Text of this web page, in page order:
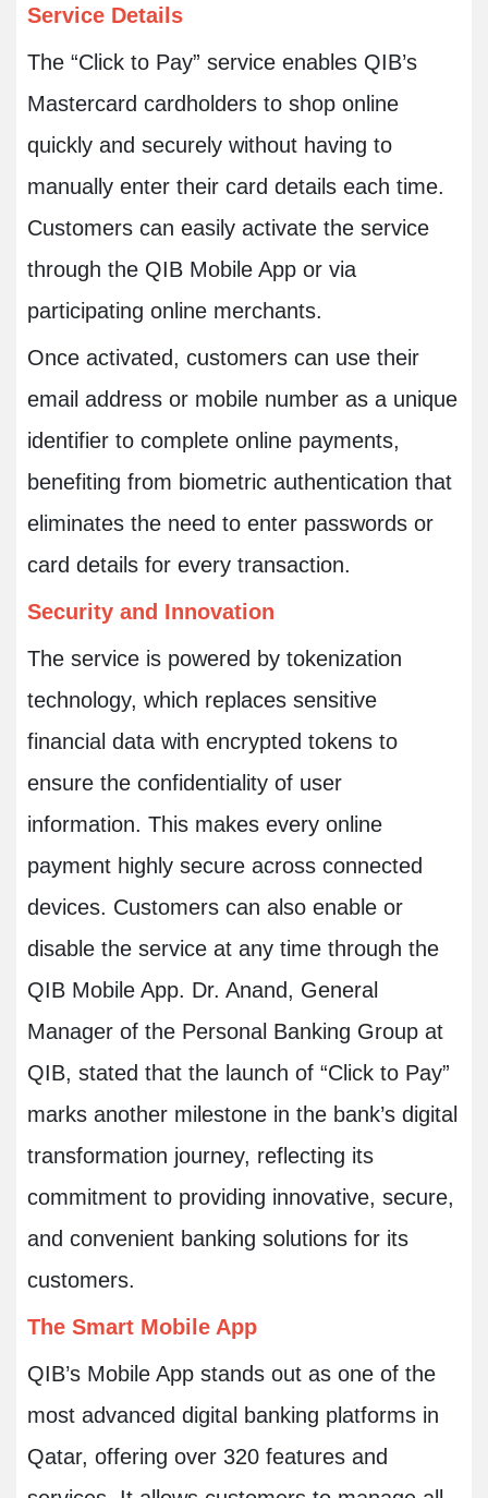
Service Details
The “Click to Pay” service enables QIB’s
Mastercard cardholders to shop online
quickly and securely without having to
manually enter their card details each time.
Customers can easily activate the service
through the QIB Mobile App or via
participating online merchants.
Once activated, customers can use their
email address or mobile number as a unique
identifier to complete online payments,
benefiting from biometric authentication that
eliminates the need to enter passwords or
card details for every transaction.
Security and Innovation
The service is powered by tokenization
technology, which replaces sensitive
financial data with encrypted tokens to
ensure the confidentiality of user
information. This makes every online
payment highly secure across connected
devices. Customers can also enable or
disable the service at any time through the
QIB Mobile App. Dr. Anand, General
Manager of the Personal Banking Group at
QIB, stated that the launch of “Click to Pay”
marks another milestone in the bank’s digital
transformation journey, reflecting its
commitment to providing innovative, secure,
and convenient banking solutions for its
customers.
The Smart Mobile App
QIB’s Mobile App stands out as one of the
most advanced digital banking platforms in
Qatar, offering over 320 features and